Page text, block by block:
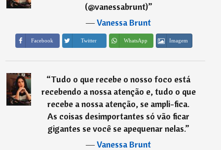
(@vanessabrunt)”
―Vanessa Brunt
Facebook Twitter WhatsApp Imagem
“⁠Tudo o que recebe o nosso foco está
recebendo a nossa atenção e, tudo o que
recebe a nossa atenção, se ampli-fica.
As coisas desimportantes só vão ficar
gigantes se você se apequenar nelas.”
―Vanessa Brunt